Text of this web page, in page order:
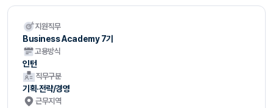
지원직무
Business Academy 7기
고용방식
인턴
직무구분
기획·전략/경영
근무지역